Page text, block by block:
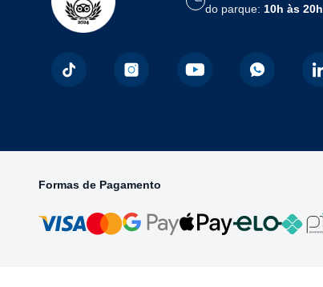
do parque: 10h às 20h
Formas de Pagamento